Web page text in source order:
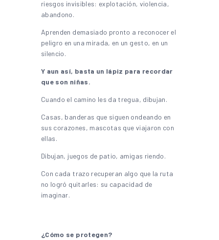
riesgos invisibles: explotación, violencia,
abandono.
Aprenden demasiado pronto a reconocer el
peligro en una mirada, en un gesto, en un
silencio.
Y aun así, basta un lápiz para recordar
que son niñas.
Cuando el camino les da tregua, dibujan.
Casas, banderas que siguen ondeando en
sus corazones, mascotas que viajaron con
ellas.
Dibujan, juegos de patio, amigas riendo.
Con cada trazo recuperan algo que la ruta
no logró quitarles: su capacidad de
imaginar.
¿Cómo se protegen?